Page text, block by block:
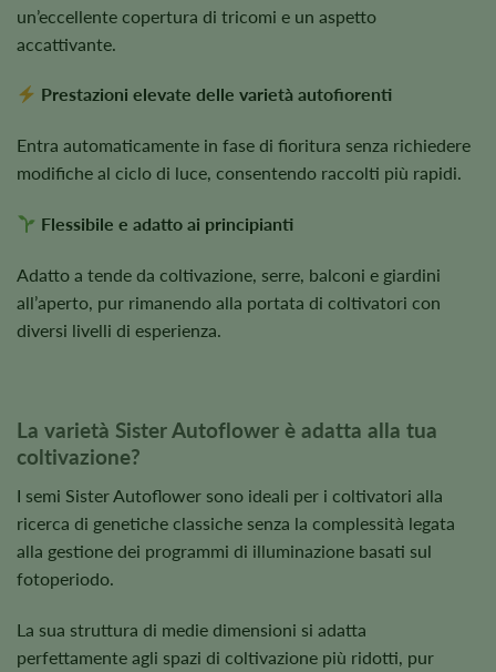
un’eccellente copertura di tricomi e un aspetto
accattivante.
Prestazioni elevate delle varietà autofiorenti
Entra automaticamente in fase di fioritura senza richiedere
modifiche al ciclo di luce, consentendo raccolti più rapidi.
Flessibile e adatto ai principianti
Adatto a tende da coltivazione, serre, balconi e giardini
all’aperto, pur rimanendo alla portata di coltivatori con
diversi livelli di esperienza.
La varietà Sister Autoflower è adatta alla tua
coltivazione?
I semi Sister Autoflower sono ideali per i coltivatori alla
ricerca di genetiche classiche senza la complessità legata
alla gestione dei programmi di illuminazione basati sul
fotoperiodo.
La sua struttura di medie dimensioni si adatta
perfettamente agli spazi di coltivazione più ridotti, pur